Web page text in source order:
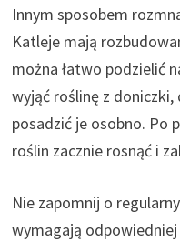
Innym sposobem
Katleje mają
można łatwo podzielić
wyjąć roślinę z
posadzić je osobno. Po
roślin zacznie rosnąć i
Nie zapomnij o
wymagają